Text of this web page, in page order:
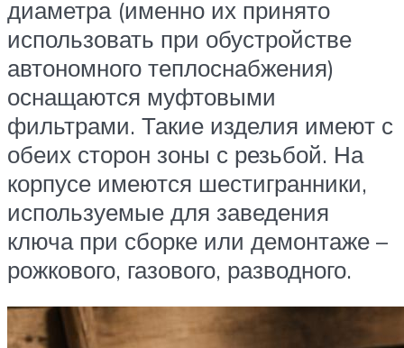
диаметра (именно их принято
использовать при обустройстве
автономного теплоснабжения)
оснащаются муфтовыми
фильтрами. Такие изделия имеют с
обеих сторон зоны с резьбой. На
корпусе имеются шестигранники,
используемые для заведения
ключа при сборке или демонтаже –
рожкового, газового, разводного.